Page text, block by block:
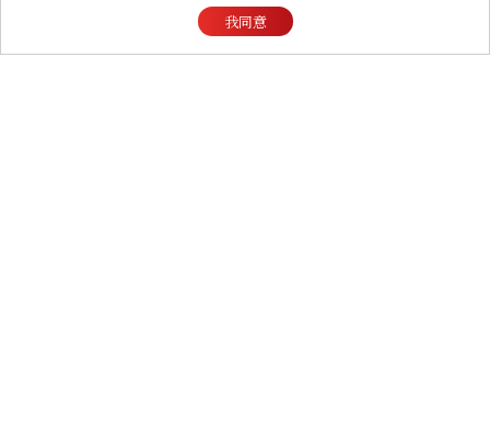
貞雙影后飆戲，線上看7大
看點懶人包
我同意